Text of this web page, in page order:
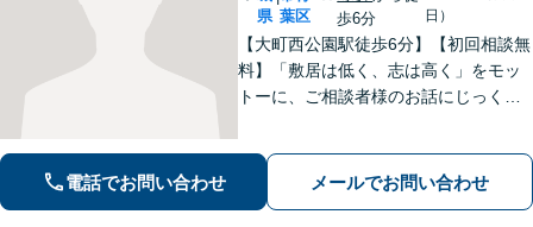
県 葉区
歩6分
日）
【大町西公園駅徒歩6分】【初回相談無
料】「敷居は低く、志は高く」をモッ
トーに、ご相談者様のお話にじっくり
と変え、未来を見据えて全力で伴走い
たします。【電話・メール・WEB相談
電話でお問い合わせ メールでお問い合わせ